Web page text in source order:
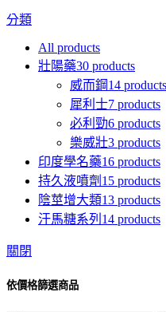
分類
All products
壯陽藥30 products
威而鋼14 products
犀利士7 products
必利勁6 products
樂威壯3 products
印度學名藥16 products
持久液噴劑 15 products
陰莖增大類13 products
汗馬糖系列 14 products
關閉
依價格篩選商品